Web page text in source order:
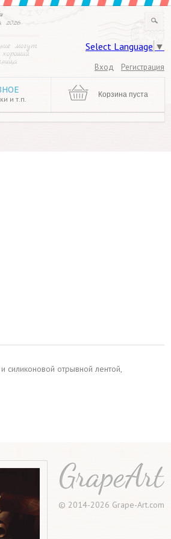
Select Language ▼
2026
могут
Вход Регистрация
и т.п. Корзина пуста
силиконовой отрывной лентой,
© 2014-2026 Grape-Art.com